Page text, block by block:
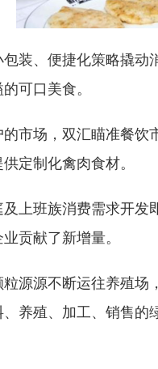
装、便捷化策略撬动
可口美食。
市场，双汇瞄准餐饮
定制化禽肉食材。
上班族消费需求开发
贡献了新增量。
源源不断运往养殖场
养殖、加工、销售